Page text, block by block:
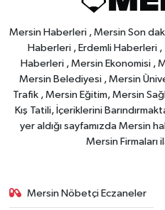
Mersin Haberleri , Mersin Son
Haberleri , Erdemli Haberleri
Haberleri , Mersin Ekonomisi ,
Mersin Belediyesi , Mersin
Trafik , Mersin Eğitim, Mersin
Kış Tatili, İçeriklerini
yer aldığı sayfamızda Mersin
Mersin Firmaları
Mersin Nöbetçi Eczaneler